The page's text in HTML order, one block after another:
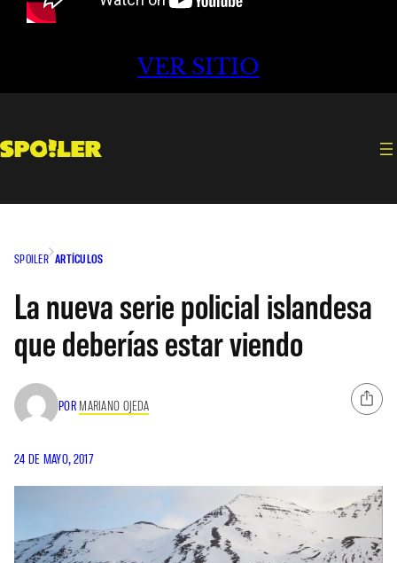
VER SITIO
SPOILER ARTÍCULOS
La nueva serie policial islandesa
que deberías estar viendo
POR MARIANO OJEDA
24 DE MAYO, 2017